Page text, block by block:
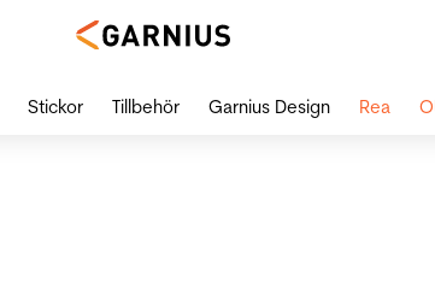
Stickor Tillbehör Garnius Design Rea